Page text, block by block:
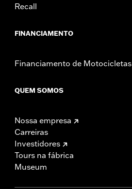
Recall
FINANCIAMENTO
Financiamento de Motocicletas
QUEM SOMOS
Nossa empresa
Carreiras
Investidores
Tours na fábrica
Museum